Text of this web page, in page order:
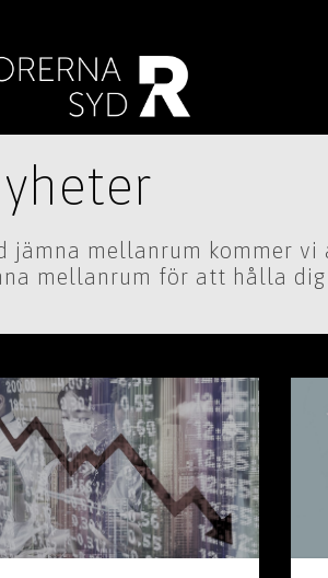
jämna mellanrum kommer
mellanrum för att hålla dig